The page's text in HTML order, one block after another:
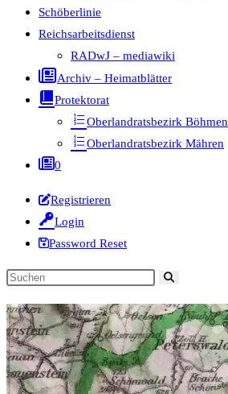
Schöberlinie
Reichsarbeitsdienst
RADwJ – mediawiki
Archiv – Heimatblätter
Protektorat
Oberlandratsbezirk Böhmen
Oberlandratsbezirk Mähren
0
Registrieren
Login
Password Reset
Diese
durchsuchen